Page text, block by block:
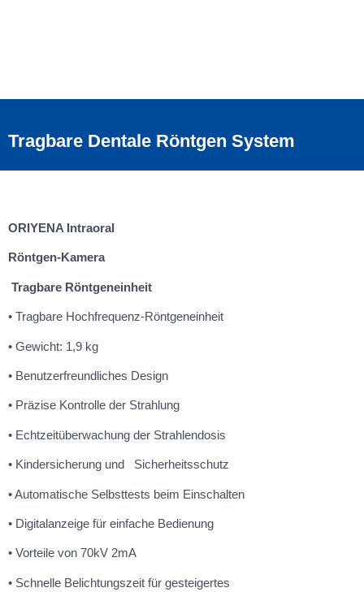
Tragbare Dentale Röntgen System
ORIYENA Intraoral
Röntgen-Kamera
Tragbare Röntgeneinheit
• Tragbare Hochfrequenz-Röntgeneinheit
• Gewicht: 1,9 kg
• Benutzerfreundliches Design
• Präzise Kontrolle der Strahlung
• Echtzeitüberwachung der Strahlendosis
• Kindersicherung und Sicherheitsschutz
• Automatische Selbsttests beim Einschalten
• Digitalanzeige für einfache Bedienung
• Vorteile von 70kV 2mA
• Schnelle Belichtungszeit für gesteigertes